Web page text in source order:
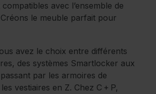
avec l’ensemble de
le meuble parfait pour
avez le choix entre différents
des systèmes Smartlocker aux
par les armoires de
vestiaires en Z. Chez C + P,